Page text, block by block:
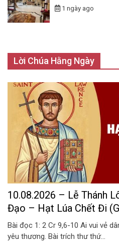
1 ngày ago
Lời Chúa Hằng Ngày
10.08.2026 – Lễ Thánh
Đạo – Hạt Lúa Chết Đi
Bài đọc 1: 2 Cr 9,6-10 Ai vui vẻ
yêu thương. Bài trích thư thứ...